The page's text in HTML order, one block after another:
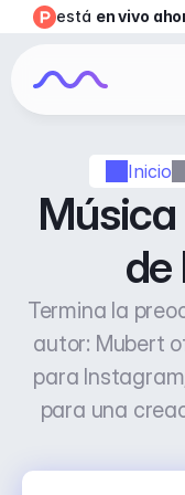
Inicio
de
Termina la
autor: Mubert
para
para una
está en vivo